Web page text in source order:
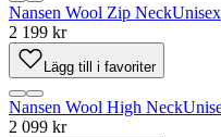
Nansen Wool Zip NeckUnisex
2 199 kr
Lägg till i favoriter
Nansen Wool High Neck
2 099 kr